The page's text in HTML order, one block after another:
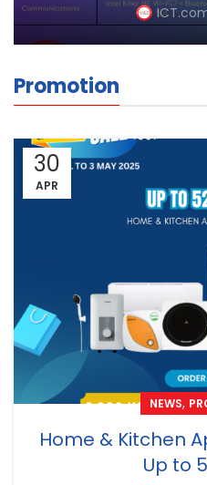
Promotion
30
APR
NEWS,
Home & Kitchen
Up to